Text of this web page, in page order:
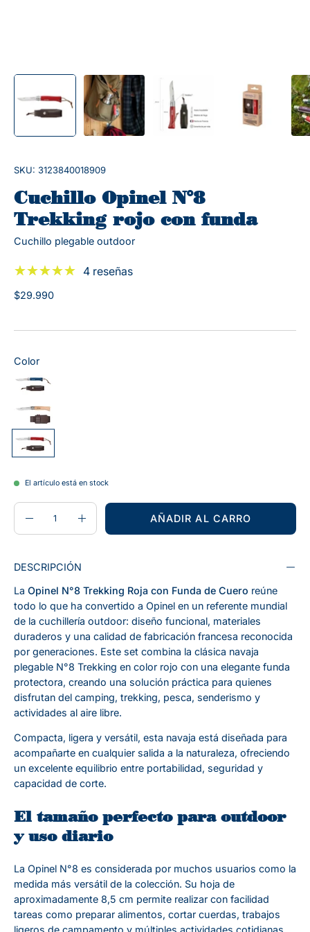
SKU: 3123840018909
Cuchillo Opinel N°8
Trekking rojo con funda
Cuchillo plegable outdoor
4 reseñas
$29.990
Color
El artículo está en stock
CANTIDAD
Cantidad
cantidad
Aumentar
cantidad
AÑADIR AL CARRO
DESCRIPCIÓN
La Opinel N°8 Trekking Roja con Funda de Cuero reúne
todo lo que ha convertido a Opinel en un referente mundial
de la cuchillería outdoor: diseño funcional, materiales
duraderos y una calidad de fabricación francesa reconocida
por generaciones. Este set combina la clásica navaja
plegable N°8 Trekking en color rojo con una elegante funda
protectora, creando una solución práctica para quienes
disfrutan del camping, trekking, pesca, senderismo y
actividades al aire libre.
Compacta, ligera y versátil, esta navaja está diseñada para
acompañarte en cualquier salida a la naturaleza, ofreciendo
un excelente equilibrio entre portabilidad, seguridad y
capacidad de corte.
El tamaño perfecto para outdoor
y uso diario
La Opinel N°8 es considerada por muchos usuarios como la
medida más versátil de la colección. Su hoja de
aproximadamente 8,5 cm permite realizar con facilidad
tareas como preparar alimentos, cortar cuerdas, trabajos
ligeros de campamento y múltiples actividades cotidianas.